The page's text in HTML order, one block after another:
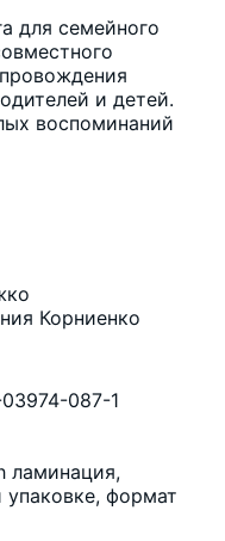
для семейного
и детей.
воспоминаний
Корниенко
087-1
ламинация,
упаковке, формат